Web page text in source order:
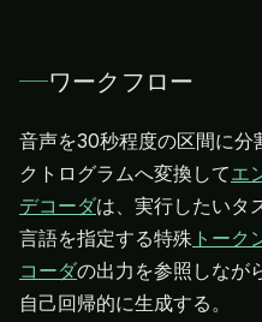
ワークフロー
音声を30秒程度の区間に
クトログラムへ変換してエ
デコーダは、実行したいタ
言語を指定する特殊 トーク
コーダの出力を参照しなが
自己回帰的に生成する。